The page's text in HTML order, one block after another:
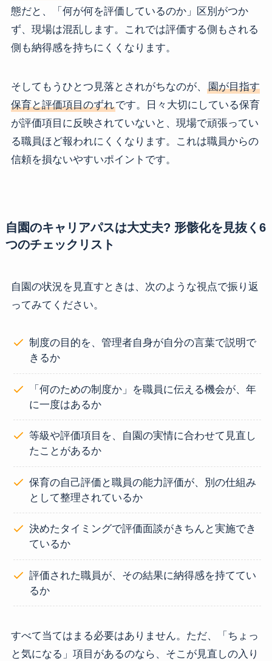
態だと、「何が何を評価しているのか」区別がつか
ず、現場は混乱します。これでは評価する側もされる
側も納得感を持ちにくくなります。
そしてもうひとつ見落とされがちなのが、
園が目指す
保育と評価項目のずれです。日々大切にしている保育
が評価項目に反映されていないと、現場で頑張ってい
る職員ほど報われにくくなります。これは職員からの
信頼を損ないやすいポイントです。
自園のキャリアパスは大丈夫? 形骸化を見抜く6
つのチェックリスト
自園の状況を見直すときは、次のような視点で振り返
ってみてください。
制度の目的を、管理者自身が自分の言葉で説明で
きるか
「何のための制度か」を職員に伝える機会が、年
に一度はあるか
等級や評価項目を、自園の実情に合わせて見直し
たことがあるか
保育の自己評価と職員の能力評価が、別の仕組み
として整理されているか
決めたタイミングで評価面談がきちんと実施でき
ているか
評価された職員が、その結果に納得感を持ててい
るか
すべて当てはまる必要はありません。ただ、「ちょっ
と気になる」項目があるのなら、そこが見直しの入り